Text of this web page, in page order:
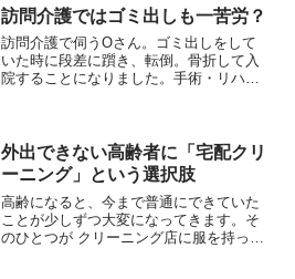
とても重要です。今回は、現場で感じる
「これが入っていると本当に助か...
訪問介護ではゴミ出しも一苦労？
訪問介護で伺うOさん。ゴミ出しをして
いた時に段差に躓き、転倒。骨折して入
院することになりました。手術・リハビ
のひとつに、「ゴミ出し問題...
外出できない高齢者に「宅配クリ
ーニング」という選択肢
高齢になると、今まで普通にできていた
ことが少しずつ大変になってきます。そ
のひとつが クリーニング店に服を持って